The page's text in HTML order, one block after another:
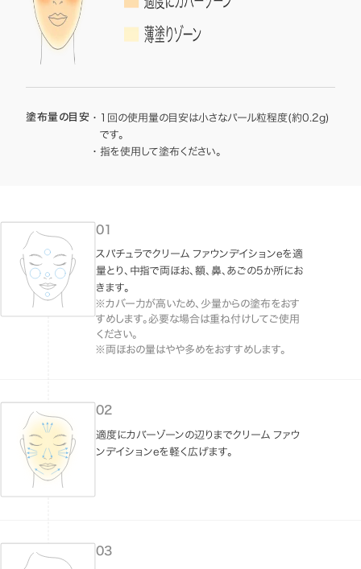
塗布量の目安
1回の使用量の目安は小さなパール粒程度(約0.2g)
です。
指を使用して塗布ください。
スパチュラでクリーム ファウンデイションeを適
量とり、中指で両ほお、額、鼻、あごの5か所にお
きます。
※カバー力が高いため、少量からの塗布をおす
すめします。必要な場合は重ね付けしてご使用
ください。
※両ほおの量はやや多めをおすすめします。
適度にカバーゾーンの辺りまでクリーム ファウ
ンデイションeを軽く広げます。